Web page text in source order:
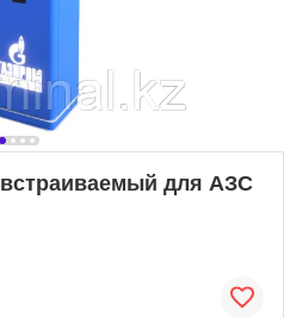
для АЗС